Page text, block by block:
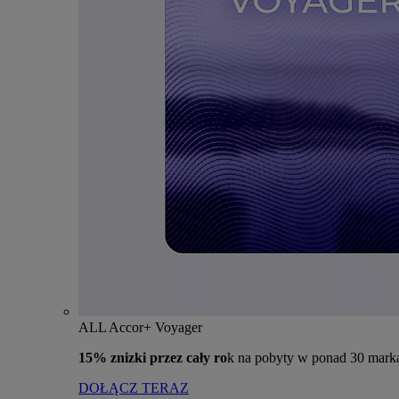
ALL Accor+ Voyager
15% znizki przez cały rok na pobyty w ponad 30
DOŁĄCZ TERAZ